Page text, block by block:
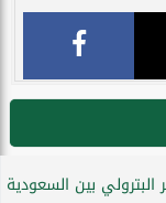
البترولي بين السعودية